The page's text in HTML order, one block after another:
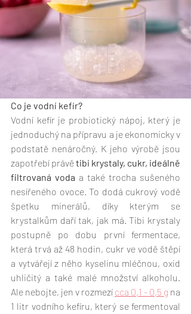
Co je vodní kefír?
Vodní kefír je probiotický nápoj, který je
jednoduchý na přípravu a je ekonomicky v
podstatě nenáročný. K jeho výrobě jsou
zapotřebí právě tibi krystaly, cukr, ideálně
filtrovaná voda a také trocha sušeného
nesířeného ovoce. To dodá cukrový vodě
špetku minerálů, díky kterým se
krystalkům daří tak, jak má. Tibi krystaly
postupně po dobu první fermentace,
která trvá až 48 hodin, cukr ve vodě štěpí
a vytvářejí z něho kyselinu mléčnou, oxid
uhličitý a také malé množství alkoholu.
Ale nebojte, jen v rozmezí cca 0,1 - 0,5 g na
1 litr vodního kefíru, který se fermentoval